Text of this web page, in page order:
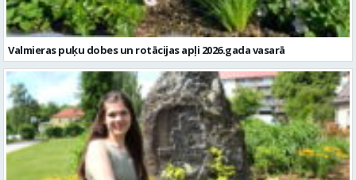
Valmieras puķu dobes un rotācijas apļi 2026.gada vasarā